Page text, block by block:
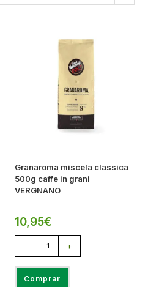
Granaroma miscela classica
500g caffe in grani
VERGNANO
10,95€
- +
Comprar